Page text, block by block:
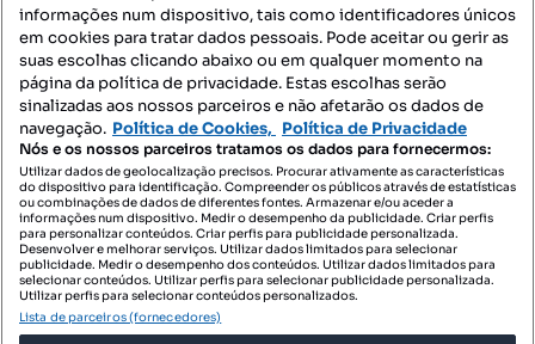
Mapa do Site
Contacte-nos
SIGA-NOS:
DESCARREGAR NA:
informações num dispositivo, tais como identificadores únicos
em cookies para tratar dados pessoais. Pode aceitar ou gerir as
suas escolhas clicando abaixo ou em qualquer momento na
página da política de privacidade. Estas escolhas serão
sinalizadas aos nossos parceiros e não afetarão os dados de
navegação. Política de Cookies, Política de Privacidade
Nós e os nossos parceiros tratamos os dados para fornecermos:
Utilizar dados de geolocalização precisos. Procurar ativamente as características
do dispositivo para identificação. Compreender os públicos através de estatísticas
ou combinações de dados de diferentes fontes. Armazenar e/ou aceder a
informações num dispositivo. Medir o desempenho da publicidade. Criar perfis
para personalizar conteúdos. Criar perfis para publicidade personalizada.
Desenvolver e melhorar serviços. Utilizar dados limitados para selecionar
publicidade. Medir o desempenho dos conteúdos. Utilizar dados limitados para
selecionar conteúdos. Utilizar perfis para selecionar publicidade personalizada.
Utilizar perfis para selecionar conteúdos personalizados.
Lista de parceiros (fornecedores)